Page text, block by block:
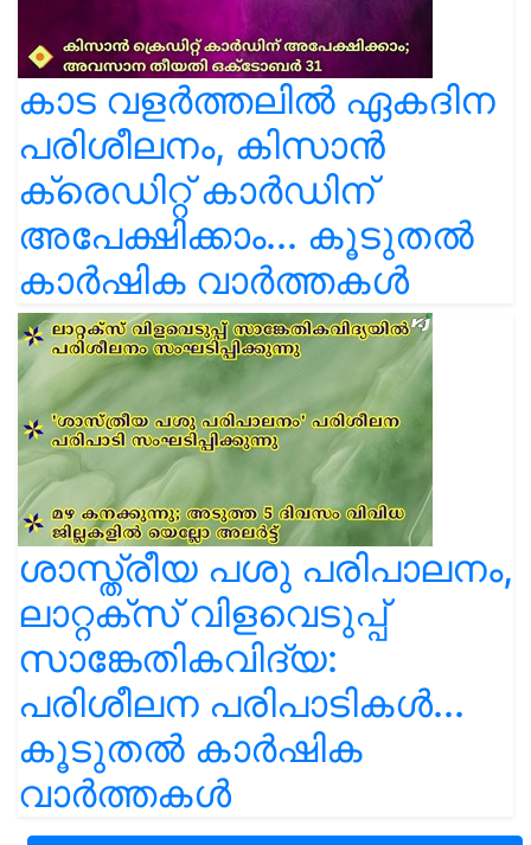
കാട വളര്‍ത്തലിൽ ഏകദിന
പരിശീലനം, കിസാൻ
ക്രെഡിറ്റ് കാർഡിന്
അപേക്ഷിക്കാം... കൂടുതൽ
കാർഷിക വാർത്തകൾ
ശാസ്ത്രീയ പശു പരിപാലനം,
ലാറ്റക്സ് വിളവെടുപ്പ്
സാങ്കേതികവിദ്യ:
പരിശീലന പരിപാടികൾ...
കൂടുതൽ കാർഷിക
വാർത്തകൾ